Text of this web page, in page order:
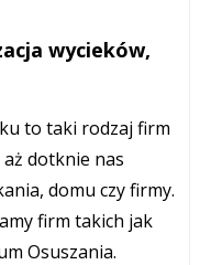
wycieków,
to taki rodzaj firm
dotknie nas
domu czy firmy.
firm takich jak
Osuszania.